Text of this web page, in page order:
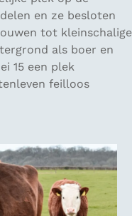
en ze besloten
tot kleinschalige
als boer en
15 een plek
feilloos